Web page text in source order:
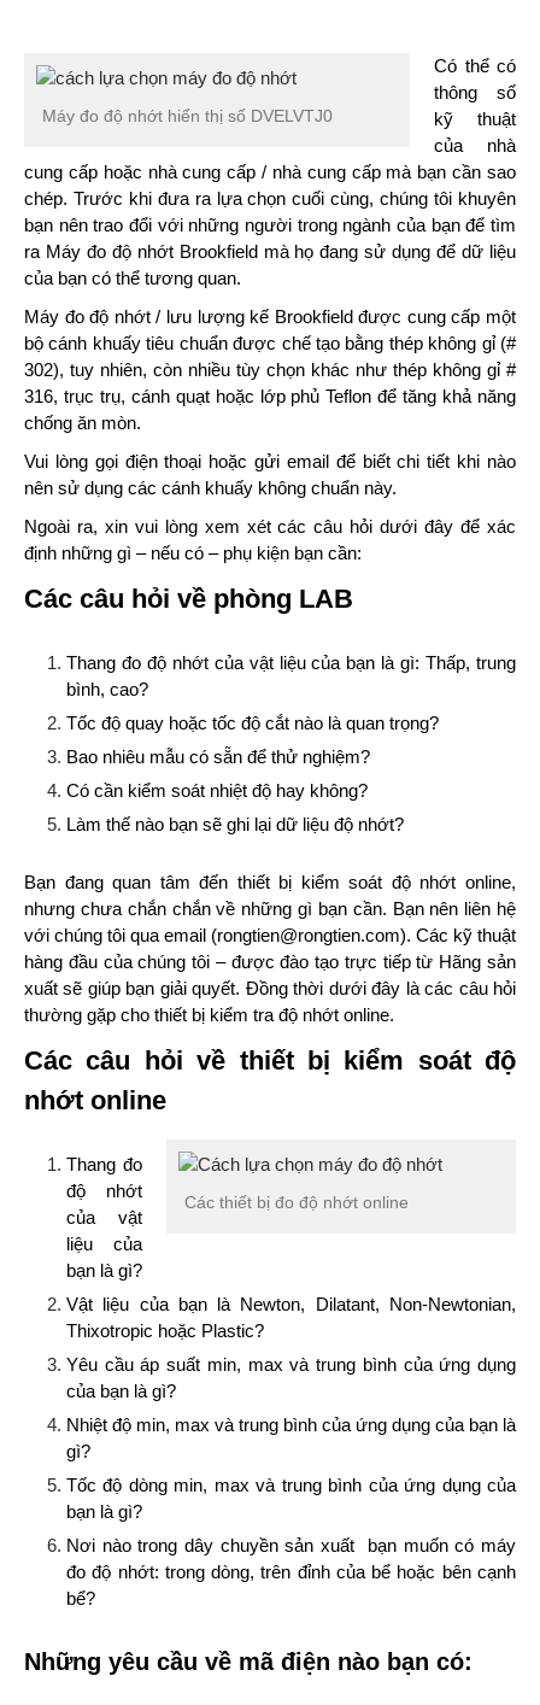
Máy đo độ nhớt hiển thị số DVELVTJ0
Có thể có
thông số
kỹ thuật
của nhà
cung cấp hoặc nhà cung cấp / nhà cung cấp mà bạn cần sao
chép. Trước khi đưa ra lựa chọn cuối cùng, chúng tôi khuyên
bạn nên trao đổi với những người trong ngành của bạn để tìm
ra Máy đo độ nhớt Brookfield mà họ đang sử dụng để dữ liệu
của bạn có thể tương quan.
Máy đo độ nhớt / lưu lượng kế Brookfield được cung cấp một
bộ cánh khuấy tiêu chuẩn được chế tạo bằng thép không gỉ (#
302), tuy nhiên, còn nhiều tùy chọn khác như thép không gỉ #
316, trục trụ, cánh quạt hoặc lớp phủ Teflon để tăng khả năng
chống ăn mòn.
Vui lòng gọi điện thoại hoặc gửi email để biết chi tiết khi nào
nên sử dụng các cánh khuấy không chuẩn này.
Ngoài ra, xin vui lòng xem xét các câu hỏi dưới đây để xác
định những gì – nếu có – phụ kiện bạn cần:
Các câu hỏi về phòng LAB
Thang đo độ nhớt của vật liệu của bạn là gì: Thấp, trung
bình, cao?
Tốc độ quay hoặc tốc độ cắt nào là quan trọng?
Bao nhiêu mẫu có sẵn để thử nghiệm?
Có cần kiểm soát nhiệt độ hay không?
Làm thế nào bạn sẽ ghi lại dữ liệu độ nhớt?
Bạn đang quan tâm đến thiết bị kiểm soát độ nhớt online,
nhưng chưa chắn chắn về những gì bạn cần. Bạn nên liên hệ
với chúng tôi qua email (rongtien@rongtien.com). Các kỹ thuật
hàng đầu của chúng tôi – được đào tạo trực tiếp từ Hãng sản
xuất sẽ giúp bạn giải quyết. Đồng thời dưới đây là các câu hỏi
thường gặp cho thiết bị kiểm tra độ nhớt online.
Các câu hỏi về thiết bị kiểm soát độ
nhớt online
Các thiết bị đo độ nhớt online
Thang đo
độ nhớt
của vật
liệu của
bạn là gì?
Vật liệu của bạn là Newton, Dilatant, Non-Newtonian,
Thixotropic hoặc Plastic?
Yêu cầu áp suất min, max và trung bình của ứng dụng
của bạn là gì?
Nhiệt độ min, max và trung bình của ứng dụng của bạn là
gì?
Tốc độ dòng min, max và trung bình của ứng dụng của
bạn là gì?
Nơi nào trong dây chuyền sản xuất bạn muốn có máy
đo độ nhớt: trong dòng, trên đỉnh của bể hoặc bên cạnh
bể?
Những yêu cầu về mã điện nào bạn có: